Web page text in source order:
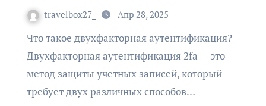
travelbox27_ Апр 28, 2025
Что такое двухфакторная аутентификация?
Двухфакторная аутентификация 2fa — это
метод защиты учетных записей, который
требует двух различных способов…